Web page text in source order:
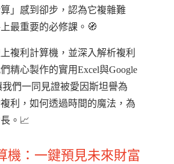
」感到卻步，認為它複雜難
最重要的必修課。🧭
複利計算機，並深入解析複利
精心製作的實用Excel與Google
我們一同見證被愛因斯坦譽為
利，如何透過時間的魔法，為
。📈
機：一鍵預見未來財富